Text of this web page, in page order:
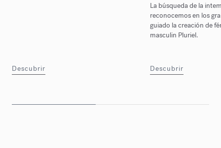
Descubrir
La búsqueda de la
reconocemos en los
guiado la creación de
masculin Pluriel.
Descubrir